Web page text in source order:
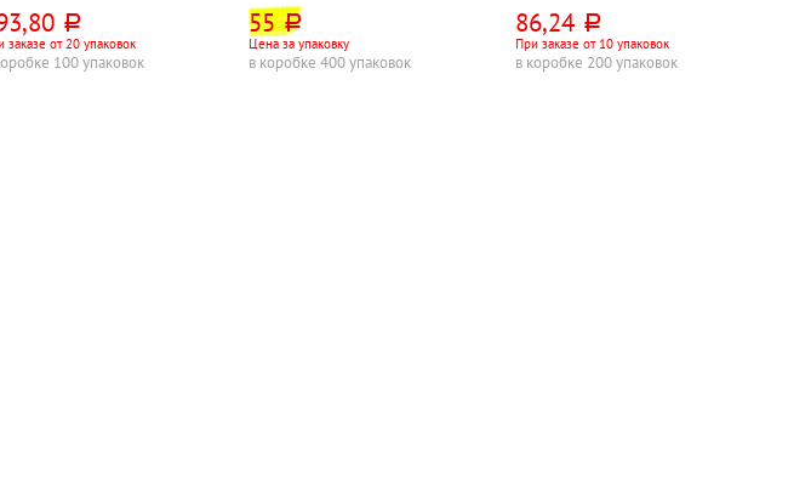
руб.
заказе от 20 упаковок
100 упаковок
55 руб.
Цена за упаковку
в коробке 400 упаковок
86,24 руб.
При заказе от 10 упаковок
в коробке 200 упаковок